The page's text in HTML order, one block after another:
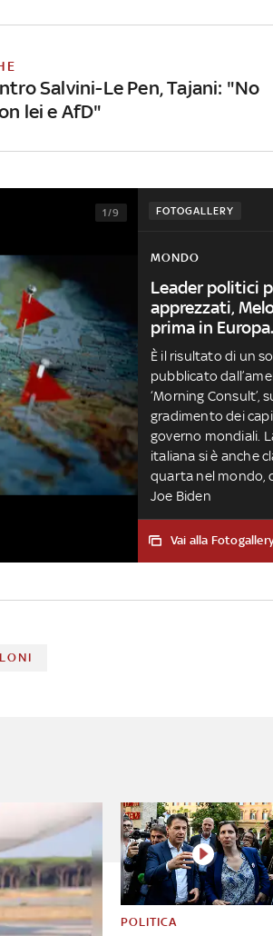
Salvini-Le Pen, Tajani: "No
lei e AfD"
FOTOGALLERY
1/9
MONDO
Leader politici
apprezzati,
prima in
classifica
È il risultato di un
pubblicato
‘Morning Consult’,
gradimento dei
governo mondiali.
italiana si è anche
quarta nel mondo,
Joe Biden
Vai alla
POLITICA